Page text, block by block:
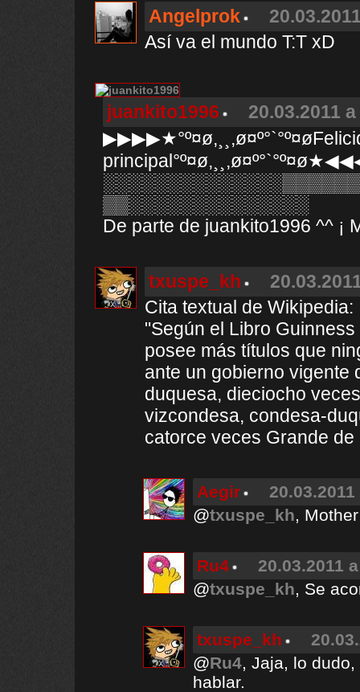
Angelprok
Así va el mundo T:T xD
juankito1996
20.03.2011
▒▒░░░░░░░░░░░░░░
De parte de juankito1996 ^^ ¡
txuspe_kh
Cita textual de Wikipedia:
"Según el Libro
posee más títulos que
ante un gobierno vigente
duquesa, dieciocho
vizcondesa, condesa-
catorce veces Grande de
Aegir
@txuspe_kh,
Ru4
20.03.2011
@txuspe_kh, Se
txuspe_kh
@Ru4, Jaja, lo
hablar.